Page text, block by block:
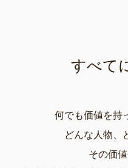
すべて
何でも価値を持
どんな人物、
その価